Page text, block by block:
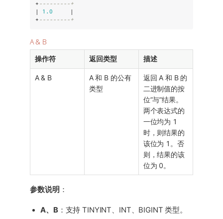
+ ---------+
| 1.0
     |
+ ---------+
A & B
操作符 返回类型 描述
A & B
A 和 B 的公有
类型
返回 A 和 B 的
二进制值的按
位”与”结果。
两个表达式的
一位均为 1
时，则结果的
该位为 1。否
则，结果的该
位为 0。
参数说明 ：
A、B：支持 TINYINT、INT、BIGINT 类型。